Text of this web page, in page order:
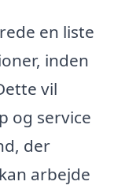
en liste
inden
vil
og service
der
arbejde